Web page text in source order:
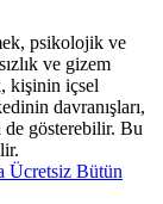
psikolojik ve
ve gizem
kişinin içsel
davranışları,
gösterebilir. Bu
Bütün